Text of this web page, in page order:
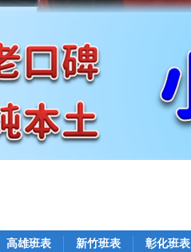
高雄班表 新竹班表 彰化班表